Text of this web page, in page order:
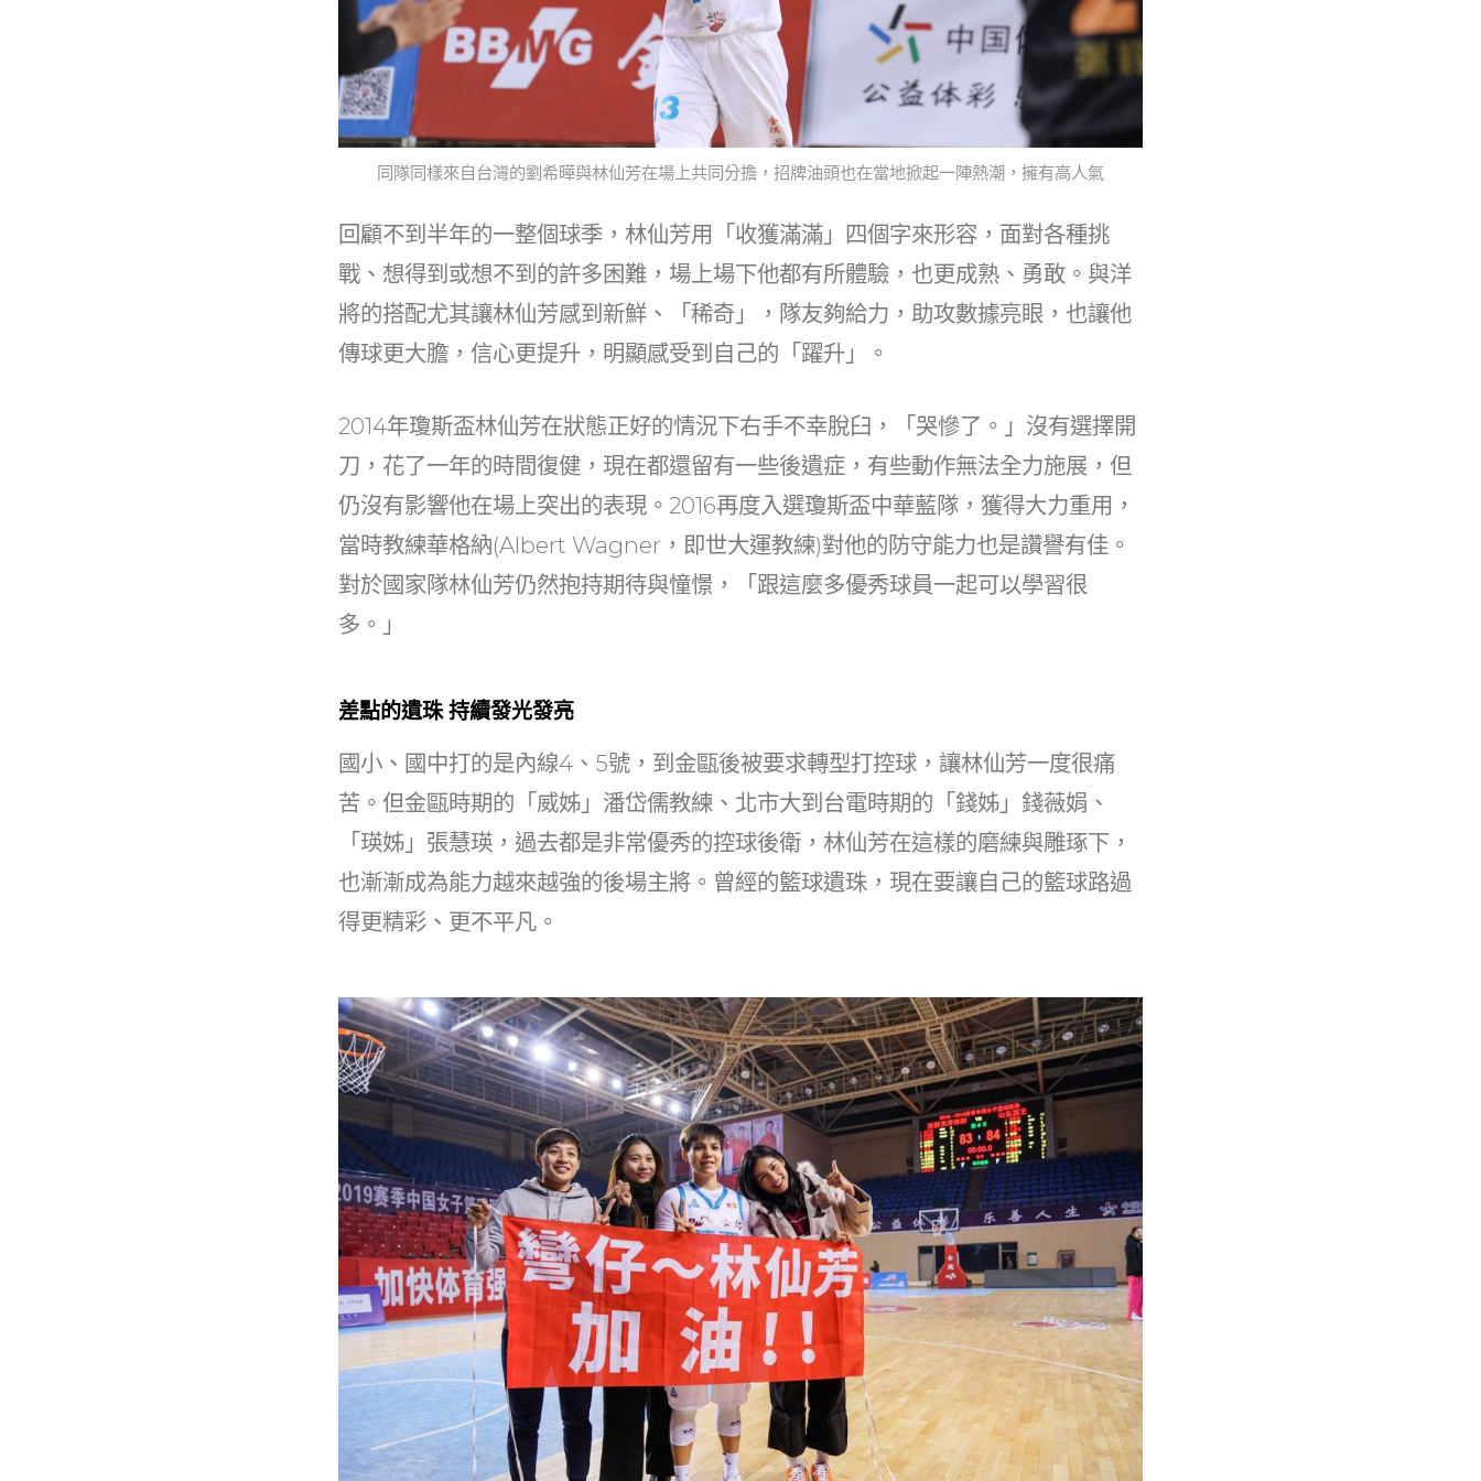
同隊同樣來自台灣的劉希曄與林仙芳在場上共同分擔，招牌油頭也在當地掀起一陣熱潮，擁有高人氣
回顧不到半年的一整個球季，林仙芳用「收獲滿滿」四個字來形容，面對各種挑
戰、想得到或想不到的許多困難，場上場下他都有所體驗，也更成熟、勇敢。與洋
將的搭配尤其讓林仙芳感到新鮮、「稀奇」，隊友夠給力，助攻數據亮眼，也讓他
傳球更大膽，信心更提升，明顯感受到自己的「躍升」。
2014年瓊斯盃林仙芳在狀態正好的情況下右手不幸脫臼，「哭慘了。」沒有選擇開
刀，花了一年的時間復健，現在都還留有一些後遺症，有些動作無法全力施展，但
仍沒有影響他在場上突出的表現。2016再度入選瓊斯盃中華藍隊，獲得大力重用，
當時教練華格納(Albert Wagner，即世大運教練)對他的防守能力也是讚譽有佳。
對於國家隊林仙芳仍然抱持期待與憧憬，「跟這麼多優秀球員一起可以學習很
多。」
差點的遺珠 持續發光發亮
國小、國中打的是內線4、5號，到金甌後被要求轉型打控球，讓林仙芳一度很痛
苦。但金甌時期的「威姊」潘岱儒教練、北市大到台電時期的「錢姊」錢薇娟、
「瑛姊」張慧瑛，過去都是非常優秀的控球後衛，林仙芳在這樣的磨練與雕琢下，
也漸漸成為能力越來越強的後場主將。曾經的籃球遺珠，現在要讓自己的籃球路過
得更精彩、更不平凡。